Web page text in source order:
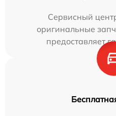
Сервисный
оригинальные
предоставляет